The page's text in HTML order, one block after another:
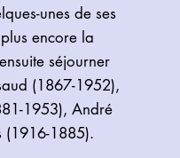
unes de ses
encore la
séjourner
(1867-1952),
1953), André
(1916-1885).